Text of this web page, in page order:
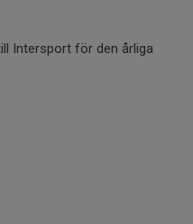
Intersport för den årliga